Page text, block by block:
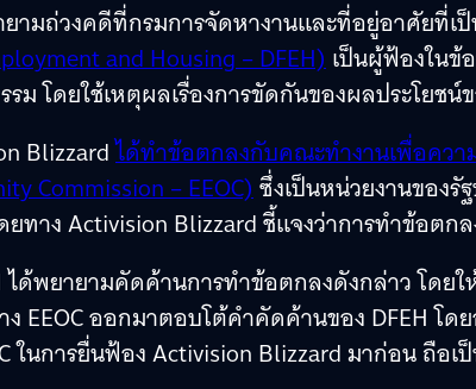
ามถ่วงคดีที่กรมการจัดหางานและที่อยู่อาศัยที่เ
and Housing – DFEH)เป็นผู้ฟ้องในข้
ม โดยใช้เหตุผลเรื่องการขัดกันของผลประโยชน์
Blizzardได้ทำข้อตกลงกับคณะทำงานเพื่อควา
Commission – EEOC)ซึ่งเป็นหน่วยงานของ
ยทาง Activision Blizzard ชี้แจงว่าการทำข้อตก
ได้พยายามคัดค้านการทำข้อตกลงดังกล่าว โด
ง EEOC ออกมาตอบโต้คำคัดค้านของ DFEH โ
ในการยื่นฟ้อง Activision Blizzard มาก่อน ถือเ